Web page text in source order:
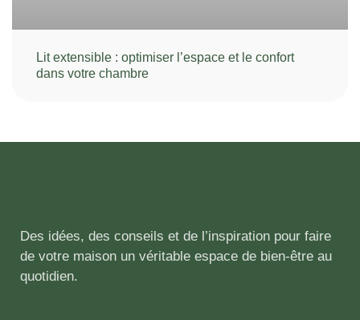
Lit extensible : optimiser l’espace et le confort
dans votre chambre
Des idées, des conseils et de l’inspiration pour faire
de votre maison un véritable espace de bien-être au
quotidien.